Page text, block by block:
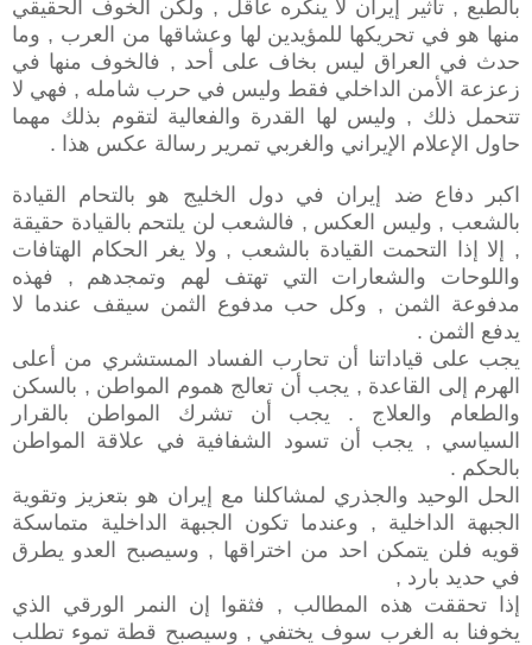
بالطبع , تأثير إيران لا ينكره عاقل , ولكن الخوف الحقيقي
منها هو في تحريكها للمؤيدين لها وعشاقها من العرب , وما
حدث في العراق ليس بخاف على أحد , فالخوف منها في
زعزعة الأمن الداخلي فقط وليس في حرب شامله , فهي لا
تتحمل ذلك , وليس لها القدرة والفعالية لتقوم بذلك مهما
حاول الإعلام الإيراني والغربي تمرير رسالة عكس هذا .
اكبر دفاع ضد إيران في دول الخليج هو بالتحام القيادة
بالشعب , وليس العكس , فالشعب لن يلتحم بالقيادة حقيقة
, إلا إذا التحمت القيادة بالشعب , ولا يغر الحكام الهتافات
واللوحات والشعارات التي تهتف لهم وتمجدهم , فهذه
مدفوعة الثمن , وكل حب مدفوع الثمن سيقف عندما لا
يدفع الثمن .
يجب على قياداتنا أن تحارب الفساد المستشري من أعلى
الهرم إلى القاعدة , يجب أن تعالج هموم المواطن , بالسكن
والطعام والعلاج . يجب أن تشرك المواطن بالقرار
السياسي , يجب أن تسود الشفافية في علاقة المواطن
بالحكم .
الحل الوحيد والجذري لمشاكلنا مع إيران هو بتعزيز وتقوية
الجبهة الداخلية , وعندما تكون الجبهة الداخلية متماسكة
قويه فلن يتمكن احد من اختراقها , وسيصبح العدو يطرق
في حديد بارد ,
إذا تحققت هذه المطالب , فثقوا إن النمر الورقي الذي
يخوفنا به الغرب سوف يختفي , وسيصبح قطة تموء تطلب